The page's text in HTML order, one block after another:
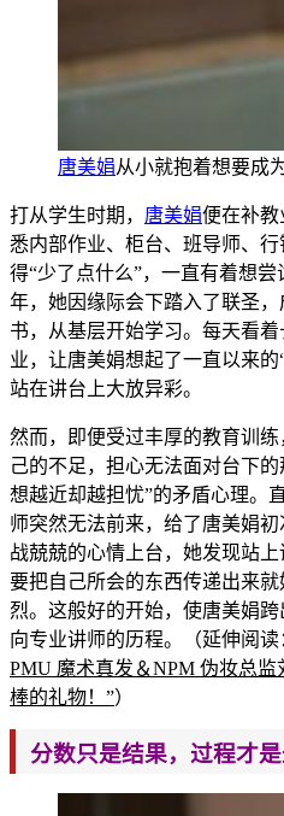
唐美娟从小就抱着想要成
打从学生时期， 唐美娟便在补教
悉内部作业、柜台、班导师、
得“少了点什么”，一直有着想
年，她因缘际会下踏入了联圣，
书，从基层开始学习。每天看
业，让唐美娟想起了一直以来
站在讲台上大放异彩。
然而，即便受过丰厚的教育训
己的不足，担心无法面对台下
想越近却越担忧”的矛盾心理。
师突然无法前来，给了唐美娟初
战兢兢的心情上台，她发现站
要把自己所会的东西传递出来
烈。这般好的开始，使唐美娟
向专业讲师的历程。（延伸阅读
PMU 魔术真发＆NPM 伪妆总
棒的礼物！”）
分数只是结果，过程才